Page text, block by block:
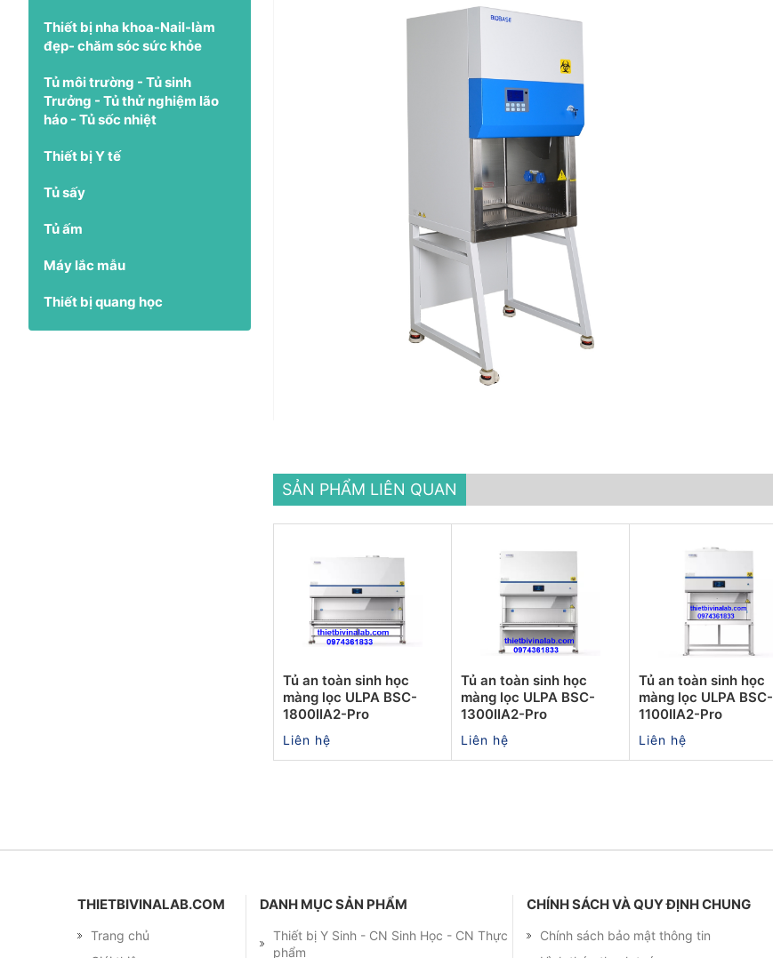
Thiết bị nha khoa-Nail-làm
đẹp- chăm sóc sức khỏe
Tủ môi trường - Tủ sinh
Trưởng - Tủ thử nghiệm lão
háo - Tủ sốc nhiệt
Thiết bị Y tế
Tủ sấy
Tủ ấm
Máy lắc mẫu
Thiết bị quang học
SẢN PHẨM LIÊN QUAN
Tủ an toàn sinh học
màng lọc ULPA BSC-
1800IIA2-Pro
Liên hệ
Tủ an toàn sinh học
màng lọc ULPA BSC-
1300IIA2-Pro
Liên hệ
Tủ an toàn sinh học
màng lọc ULPA BSC-
1100IIA2-Pro
Liên hệ
THIETBIVINALAB.COM
Trang chủ
DANH MỤC SẢN PHẨM
Thiết bị Y Sinh - CN Sinh Học - CN Thực
phẩm
CHÍNH SÁCH VÀ QUY ĐỊNH CHUNG
Chính sách bảo mật thông tin